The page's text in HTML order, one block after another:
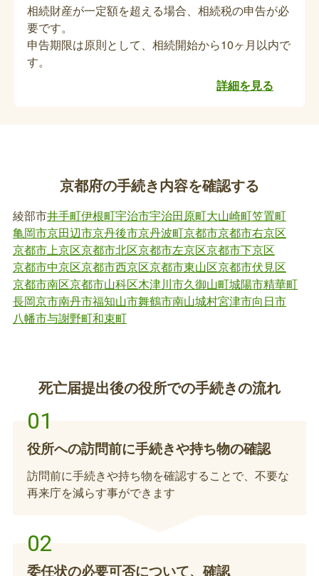
特別児童扶養手当受給者死亡届の提出（死亡
関連手続き）
【保護者が亡くなられた場合】亡くなられた方が特
別児童扶養手当を受給していた保護者の方の場合、
ります。
定届）の提出（死亡関連手続き）
【児童が亡くなられた場合】亡くなられた方が特別
児童扶養手当を受給していた児童の方の場合、死亡
月をもって受給資格が喪失となります。未払い分の
手当があれば請求の手続きが必要です。未払特別児
童扶養手当請求書を提出してください。他に特別児
童扶養手当の対象児童がいる場合は、額改定の手続
きとなります。
子育て支援医療費受給者証の返納、喪失の手
続き（死亡関連手続き）
福祉医療費受給者証（ひとり親家庭等）の返
納、喪失の手続き
福祉医療（ひとり親家庭等）を受給していた方が亡
くなられた場合、その受給券者証は死亡日をもって
児童手当の受給事由消滅届または額改定届
相続財産が一定額を超える場合、相続税の申告が必
要です。
申告期限は原則として、相続開始から10ヶ月以内で
す。
詳細を見る
京都府の手続き内容を確認する
綾部市井手町伊根町宇治市宇治田原町大山崎町笠置町
亀岡市京田辺市京丹後市京丹波町京都市京都市右京区
京都市上京区京都市北区京都市左京区京都市下京区
京都市中京区京都市西京区京都市東山区京都市伏見区
京都市南区京都市山科区木津川市久御山町城陽市精華町
長岡京市南丹市福知山市舞鶴市南山城村宮津市向日市
八幡市与謝野町和束町
死亡届提出後の役所での手続きの流れ
役所への訪問前に手続きや持ち物の確認
訪問前に手続きや持ち物を確認することで、不要な
再来庁を減らす事ができます
委任状の必要可否について、確認